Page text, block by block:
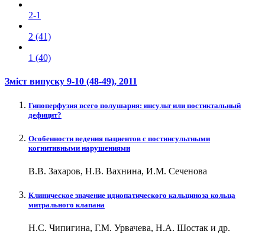
2-1
2 (41)
1 (40)
Зміст випуску 9-10 (48-49), 2011
Гипоперфузия всего полушария: инсульт или постиктальный
дефицит?
Особенности ведения пациентов с постинсультными
когнитивными нарушениями
В.В. Захаров, Н.В. Вахнина, И.М. Сеченова
Клиническое значение идиопатического кальциноза кольца
митрального клапана
Н.С. Чипигина, Г.М. Урвачева, Н.А. Шостак и др.